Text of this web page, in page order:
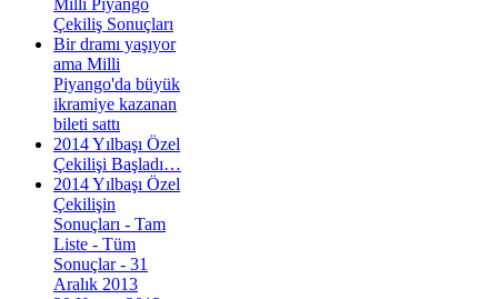
Çekiliş Sonuçları
Bir dramı yaşıyor
ama Milli
Piyango'da büyük
ikramiye kazanan
bileti sattı
2014 Yılbaşı Özel
Çekilişi Başladı…
2014 Yılbaşı Özel
Çekilişin
Sonuçları - Tam
Liste - Tüm
Sonuçlar - 31
Aralık 2013